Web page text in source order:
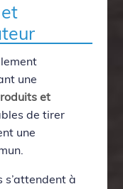
une
et
de tirer
une
s’attendent à